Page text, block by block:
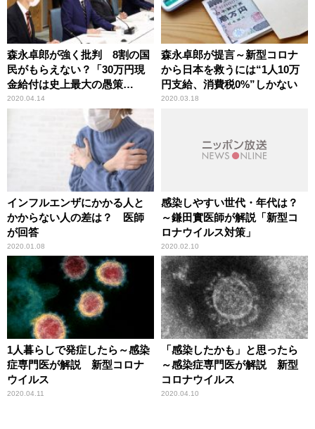
森永卓郎が強く批判 8割の国
民がもらえない？「30万円現
金給付は史上最大の愚策
だ！」
2020.04.14
森永卓郎が提言～新型コロナ
から日本を救うには“1人10万
円支給、消費税0%”しかない
2020.03.18
インフルエンザにかかる人と
かからない人の差は？ 医師
が回答
2020.01.08
感染しやすい世代・年代は？
～鎌田實医師が解説「新型コ
ロナウイルス対策」
2020.02.10
1人暮らしで発症したら～感染
症専門医が解説 新型コロナ
ウイルス
2020.04.11
「感染したかも」と思ったら
～感染症専門医が解説 新型
コロナウイルス
2020.04.10